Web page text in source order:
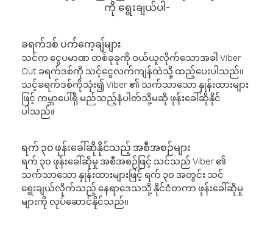
ကို ရွေးချယ်ပါ-
ခရက်ဒစ် ပက်ကေ့ချ်များ
သင်က ငွေပမာဏ တစ်ခုခုကို ဝယ်ယူလိုက်သောအခါ Viber
Out ခရက်ဒစ်ကို သင့်ငွေလက်ကျန်ထဲသို့ ထည့်ပေးပါသည်။
သင့်ခရက်ဒစ်ကိုသုံး၍ Viber ၏ သက်သာသော နှုန်းထားများ
ဖြင့် ကမ္ဘာပေါ်ရှိ မည်သည့်နံပါတ်သို့မဆို ဖုန်းခေါ်ဆိုနိုင်
ပါသည်။
ရက် ၃၀ ဖုန်းခေါ်ဆိုနိုင်သည့် အစီအစဉ်များ
ရက် ၃၀ ဖုန်းခေါ်ဆိုမှု အစီအစဉ်ဖြင့် သင်သည် Viber ၏
သက်သာသော နှုန်းထားများဖြင့် ရက် ၃၀ အတွင်း သင်
ရွေးချယ်လိုက်သည့် နေရာဒေသသို့ နိုင်ငံတကာ ဖုန်းခေါ်ဆိုမှု
များကို လုပ်ဆောင်နိုင်သည်။